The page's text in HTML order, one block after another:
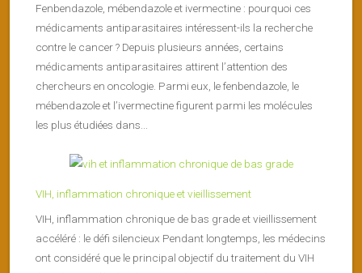
Fenbendazole, mébendazole et ivermectine : pourquoi ces
médicaments antiparasitaires intéressent-ils la recherche
contre le cancer ? Depuis plusieurs années, certains
médicaments antiparasitaires attirent l’attention des
chercheurs en oncologie. Parmi eux, le fenbendazole, le
mébendazole et l’ivermectine figurent parmi les molécules
les plus étudiées dans...
VIH, inflammation chronique et vieillissement
VIH, inflammation chronique de bas grade et vieillissement
accéléré : le défi silencieux Pendant longtemps, les médecins
ont considéré que le principal objectif du traitement du VIH